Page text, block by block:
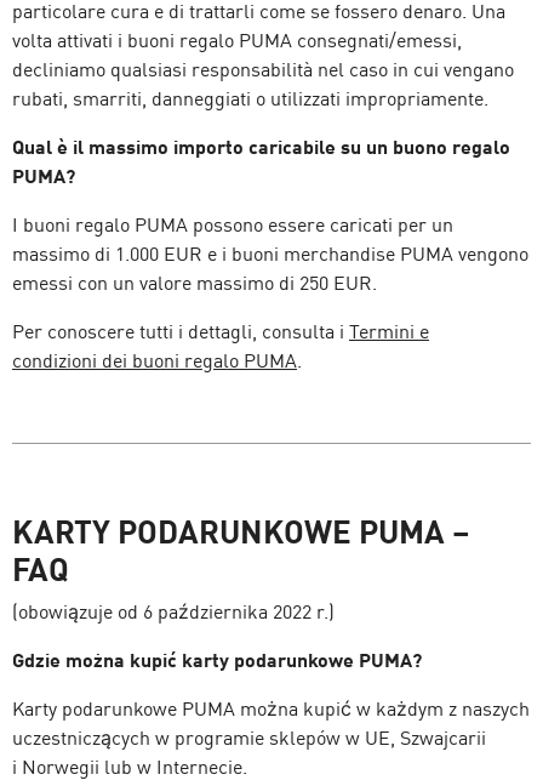
particolare cura e di trattarli come se fossero denaro. Una
volta attivati i buoni regalo PUMA consegnati/emessi,
decliniamo qualsiasi responsabilità nel caso in cui vengano
rubati, smarriti, danneggiati o utilizzati impropriamente.
Qual è il massimo importo caricabile su un buono regalo
PUMA?
I buoni regalo PUMA possono essere caricati per un
massimo di 1.000 EUR e i buoni merchandise PUMA vengono
emessi con un valore massimo di 250 EUR.
Per conoscere tutti i dettagli, consulta i Termini e
condizioni dei buoni regalo PUMA.
KARTY PODARUNKOWE PUMA –
FAQ
(obowiązuje od 6 października 2022 r.)
Gdzie można kupić karty podarunkowe PUMA?
Karty podarunkowe PUMA można kupić w każdym z naszych
uczestniczących w programie sklepów w UE, Szwajcarii
i Norwegii lub w Internecie.